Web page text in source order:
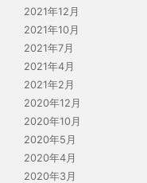
2021年12月
2021年10月
2021年7月
2021年4月
2021年2月
2020年12月
2020年10月
2020年5月
2020年4月
2020年3月